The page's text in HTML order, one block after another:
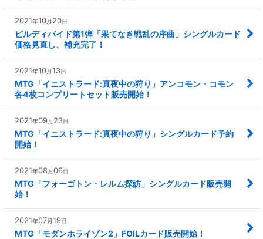
2021年10月 20日
ビルディバイド第1弾「果てなき戦乱の序曲」シングルカード
価格見直し、補充完了！
2021年10月13日
MTG「イニストラード:真夜中の狩り」アンコモン・コモン
各4枚コンプリートセット販売開始！
2021年09月 23日
MTG「イニストラード:真夜中の狩り」シングルカード予約
開始！
2021年08月06日
MTG「フォーゴトン・レルム探訪」シングルカード販売開
始！
2021年07月19日
MTG「モダンホライゾン2」FOILカード販売開始！